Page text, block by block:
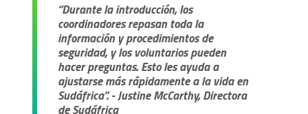
“Durante la introducción, los
coordinadores repasan toda la
información y procedimientos de
seguridad, y los voluntarios pueden
hacer preguntas. Esto les ayuda a
ajustarse más rápidamente a la vida en
Sudáfrica”. - Justine McCarthy, Directora
de Sudáfrica